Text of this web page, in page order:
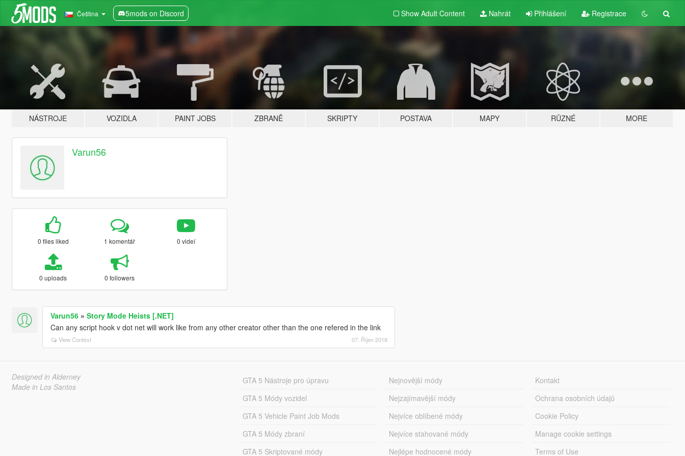
Čeština 5mods on Discord Show Adult Content Nahrát Přihlášení Registrace
NÁSTROJE VOZIDLA PAINT JOBS ZBRANĚ SKRIPTY POSTAVA MAPY RŮZNÉ MORE
Varun56
0 files liked 1 komentář 0 videí
0 uploads 0 followers
Varun56» Story Mode Heists [.NET]
Can any script hook v dot net will work like from any other creator other than the one refered in the link
View Context 07. Říjen 2018
Designed in Alderney
Made in Los Santos
GTA 5 Nástroje pro úpravu
GTA 5 Módy vozidel
GTA 5 Vehicle Paint Job Mods
GTA 5 Módy zbraní
GTA 5 Skriptované módy
Nejnovější módy
Nejzajímavější módy
Nejvíce oblíbené módy
Nejvíce stahované módy
Nejlépe hodnocené módy
Kontakt
Ochrana osobních údajů
Cookie Policy
Manage cookie settings
Terms of Use